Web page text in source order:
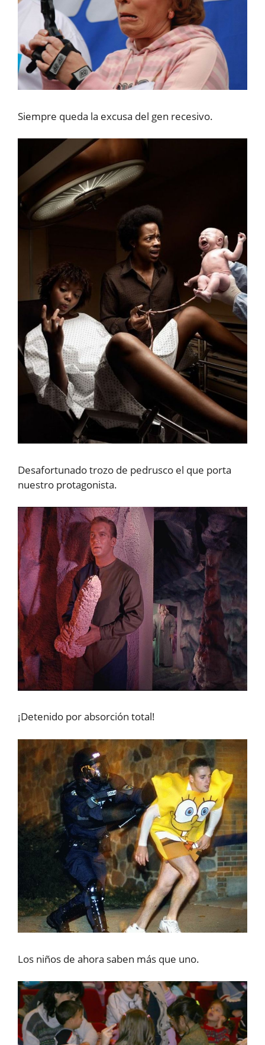
Siempre queda la excusa del gen recesivo.
Desafortunado trozo de pedrusco el que porta
nuestro protagonista.
¡Detenido por absorción total!
Los niños de ahora saben más que uno.